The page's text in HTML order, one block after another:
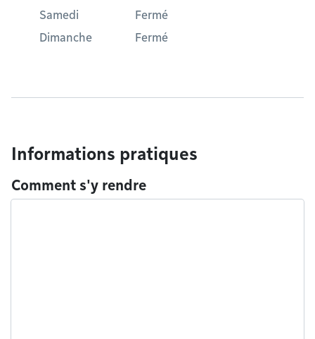
Samedi
Fermé
Dimanche
Fermé
Informations pratiques
Comment s'y rendre